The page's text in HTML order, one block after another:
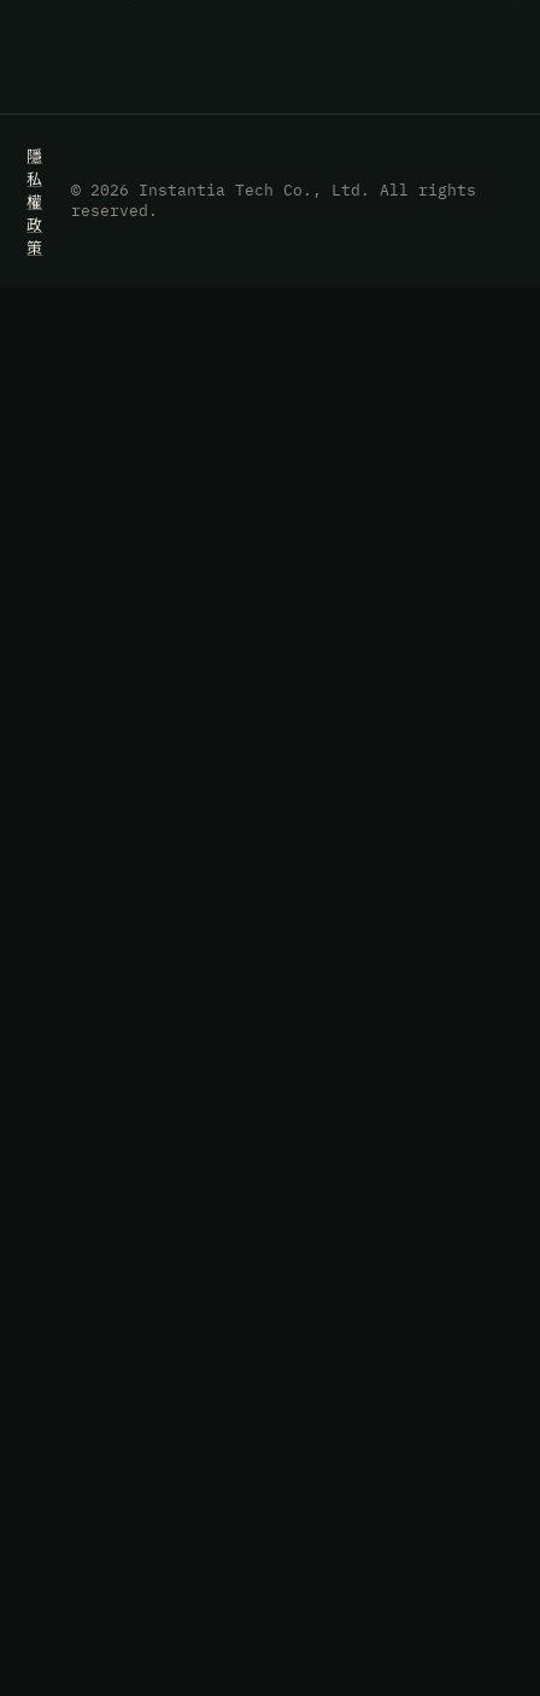
隱
私
權
政
策
© 2026 Instantia Tech Co., Ltd. All rights
reserved.